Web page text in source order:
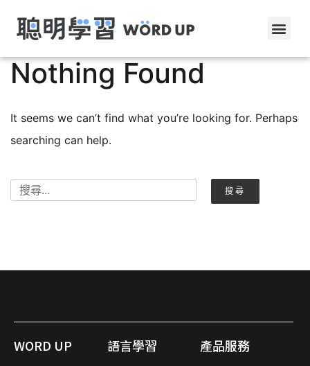
Nothing Found
It seems we can’t find what you’re looking for. Perhaps
searching can help.
WORD UP 語言學習 產品服務